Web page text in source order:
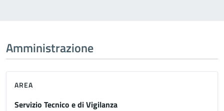
Amministrazione
AREA
Servizio Tecnico e di Vigilanza